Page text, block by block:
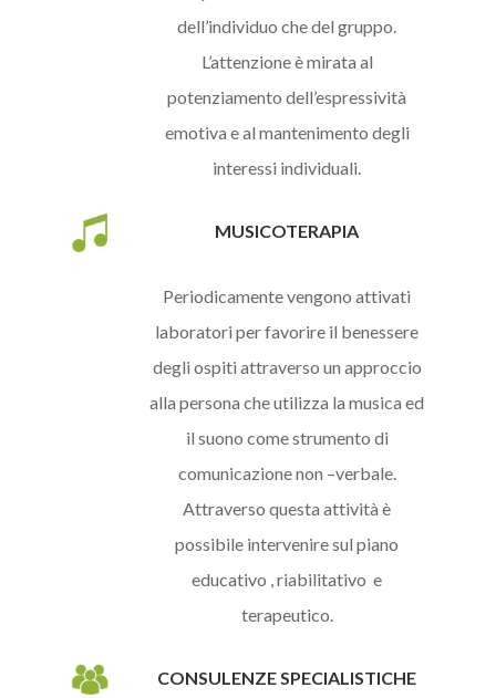
dell’individuo che del gruppo.
L’attenzione è mirata al
potenziamento dell’espressività
emotiva e al mantenimento degli
interessi individuali.
MUSICOTERAPIA
Periodicamente vengono attivati
laboratori per favorire il benessere
degli ospiti attraverso un approccio
alla persona che utilizza la musica ed
il suono come strumento di
comunicazione non –verbale.
Attraverso questa attività è
possibile intervenire sul piano
educativo , riabilitativo e
terapeutico.
CONSULENZE SPECIALISTICHE